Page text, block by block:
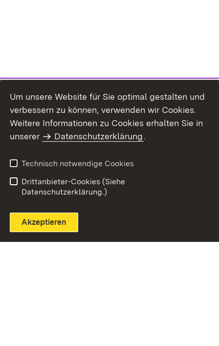
Themenübersicht
Um unsere Website für Sie optimal gestalten und
verbessern zu können, verwenden wir Cookies.
Weitere Informationen zu Cookies erhalten Sie in
unserer
Datenschutzerklärung.
Technisch notwendige Cookies
Drittanbieter-Cookies (Siehe
Datenschutzerklärung.)
Akzeptieren